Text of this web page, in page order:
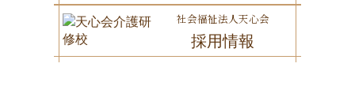
社会福祉法人天心会
採用情報